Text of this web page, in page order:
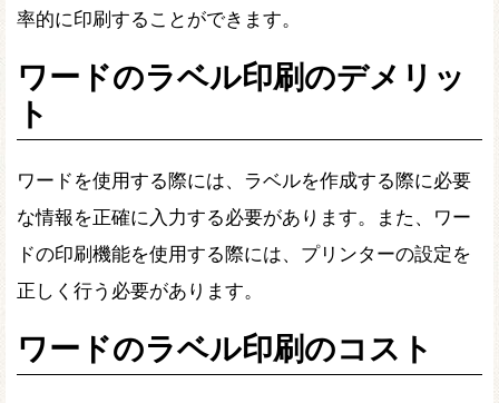
率的に印刷することができます。
ワードのラベル印刷のデメリッ
ト
ワードを使用する際には、ラベルを作成する際に必要
な情報を正確に入力する必要があります。また、ワー
ドの印刷機能を使用する際には、プリンターの設定を
正しく行う必要があります。
ワードのラベル印刷のコスト